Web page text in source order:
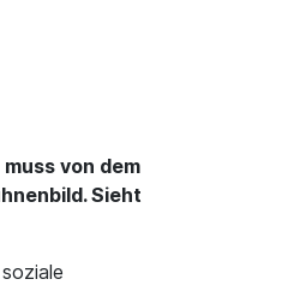
von dem
Sieht